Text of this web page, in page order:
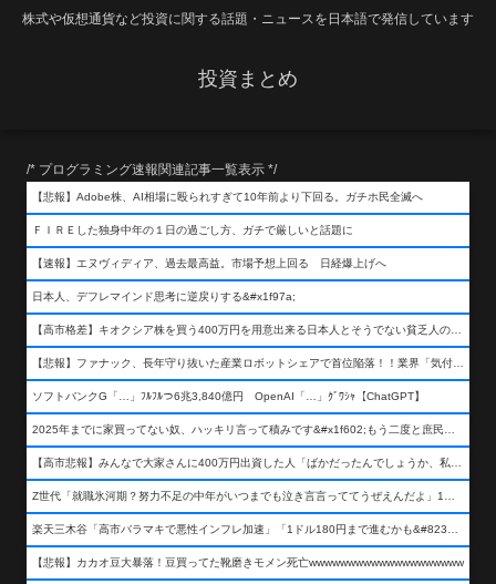
株式や仮想通貨など投資に関する話題・ニュースを日本語で発信しています
投資まとめ
/* プログラミング速報関連記事一覧表示 */
【悲報】Adobe株、AI相場に殴られすぎて10年前より下回る。ガチホ民全滅へ
ＦＩＲＥした独身中年の１日の過ごし方、ガチで厳しいと話題に
【速報】エヌヴィディア、過去最高益。市場予想上回る 日経爆上げへ
日本人、デフレマインド思考に逆戻りする&#x1f97a;
【高市格差】キオクシア株を買う400万円を用意出来る日本人とそうでない貧乏人の差が超広まるって事よ
【悲報】ファナック、長年守り抜いた産業ロボットシェアで首位陥落！！業界「気付いたら一気に抜かれていた…」
ソフトバンクG「…」ﾌﾙﾌﾙつ6兆3,840億円 OpenAI「…」ｸﾞﾜｼｬ【ChatGPT】
2025年までに家買ってない奴、ハッキリ言って積みです&#x1f602;もう二度と庶民が買える値段になりません&#x1f602;&#x1f602;&#x1f602;
【高市悲報】みんなで大家さんに400万円出資した人「ばかだったんでしょうか、私は&#x1f622;」
Z世代「就職氷河期？努力不足の中年がいつまでも泣き言言っててうぜえんだよ」1万いいね
楽天三木谷「高市バラマキで悪性インフレ加速」「1ドル180円まで進むかも&#8230;もう看過できない」
【悲報】カカオ豆大暴落！豆買ってた靴磨きモメン死亡wwwwwwwwwwwwwwwwwwww